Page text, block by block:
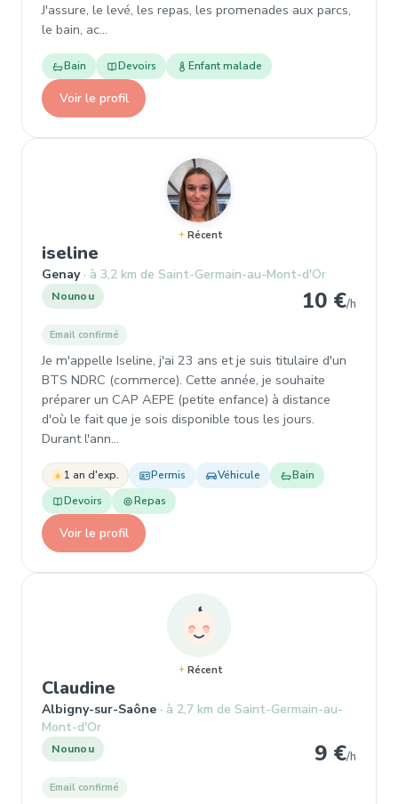
J'assure, le levé, les repas, les promenades aux parcs,
le bain, ac…
Bain Devoirs Enfant malade
Voir le profil
Récent
iseline
Genay à 3,2 km de Saint-Germain-au-Mont-d'Or
Nounou 10 €/h
Email confirmé
Je m'appelle Iseline, j'ai 23 ans et je suis titulaire d'un
BTS NDRC (commerce). Cette année, je souhaite
préparer un CAP AEPE (petite enfance) à distance
d'où le fait que je sois disponible tous les jours.
Durant l'ann…
1 an d'exp. Permis Véhicule
Bain
Devoirs
Repas
Voir le profil
Récent
Claudine
Albigny-sur-Saône
à 2,7 km de Saint-Germain-au-
Mont-d'Or
Nounou 9 €/h
Email confirmé